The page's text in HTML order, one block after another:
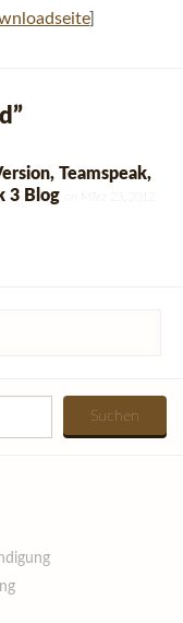
]
”
Teamspeak,
3 Blog
on März 23, 2012